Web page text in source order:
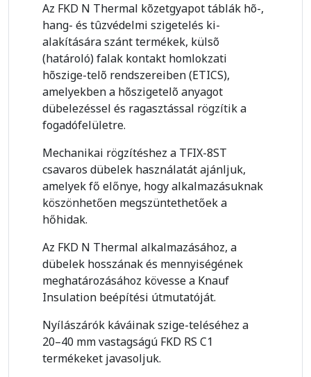
Az FKD N Thermal kõzetgyapot táblák hõ-,
hang- és tûzvédelmi szigetelés ki-
alakítására szánt termékek, külsõ
(határoló) falak kontakt homlokzati
hõszige-telõ rendszereiben (ETICS),
amelyekben a hõszigetelõ anyagot
dübelezéssel és ragasztással rögzítik a
fogadófelületre.
Mechanikai rögzítéshez a TFIX-8ST
csavaros dübelek használatát ajánljuk,
amelyek fő előnye, hogy alkalmazásuknak
köszönhetően megszüntethetőek a
hőhidak.
Az FKD N Thermal alkalmazásához, a
dübelek hosszának és mennyiségének
meghatározásához kövesse a Knauf
Insulation beépítési útmutatóját.
Nyílászárók káváinak szige-teléséhez a
20–40 mm vastagságú FKD RS C1
termékeket javasoljuk.